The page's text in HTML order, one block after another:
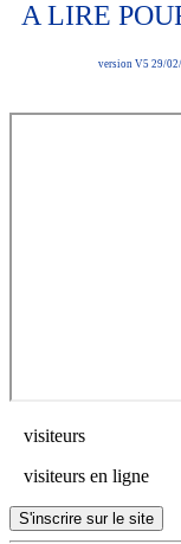
A LIRE
version V5 29/
visiteurs
visiteurs en ligne
S'inscrire sur le site